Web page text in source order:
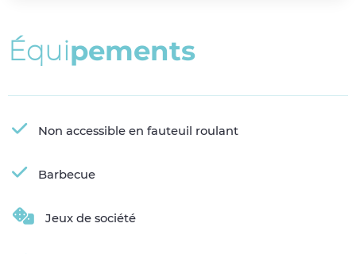
Équipements
Non accessible en fauteuil roulant
Barbecue
Jeux de société